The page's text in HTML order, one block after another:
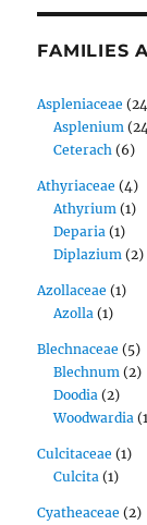
FAMILIES
Aspleniaceae
Asplenium
Ceterach (6)
Athyriaceae (4)
Athyrium (1)
Deparia (1)
Diplazium (2)
Azollaceae (1)
Azolla (1)
Blechnaceae (5)
Blechnum (2)
Doodia (2)
Woodwardia
Culcitaceae (1)
Culcita (1)
Cyatheaceae (2)